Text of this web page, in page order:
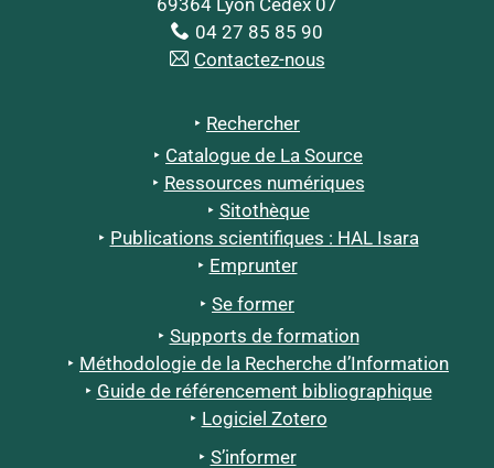
69364 Lyon Cedex 07
04 27 85 85 90
Contactez-nous
Rechercher
Catalogue de La Source
Ressources numériques
Sitothèque
Publications scientifiques : HAL Isara
Emprunter
Se former
Supports de formation
Méthodologie de la Recherche d’Information
Guide de référencement bibliographique
Logiciel Zotero
S’informer